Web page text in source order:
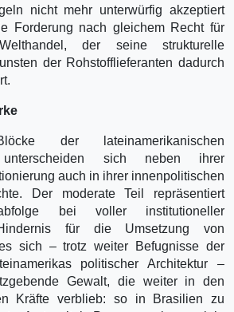
nicht mehr unterwürfig akzeptiert
Forderung nach gleichem Recht für
der seine strukturelle
der Rohstofflieferanten dadurch
der lateinamerikanischen
unterscheiden sich neben ihrer
auch in ihrer innenpolitischen
Der moderate Teil repräsentiert
bei voller institutioneller
für die Umsetzung von
sich – trotz weiter Befugnisse der
politischer Architektur –
Gewalt, die weiter in den
Kräfte verblieb: so in Brasilien zu